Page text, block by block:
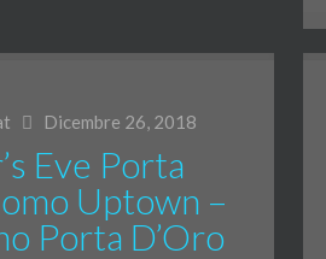
Dicembre 26, 2018
Eve Porta
Uptown –
Porta D’Oro